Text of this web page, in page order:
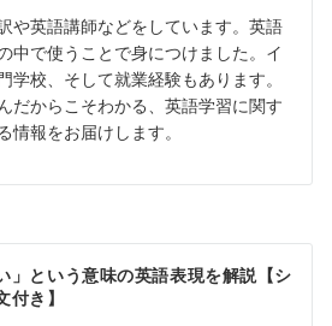
や英語講師などをしています。英語
中で使うことで身につけました。イ
学校、そして就業経験もあります。
だからこそわかる、英語学習に関す
情報をお届けします。
」という意味の英語表現を解説【シ
付き】